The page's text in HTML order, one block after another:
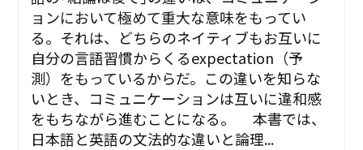
ョンにおいて極めて重大な意味をもってい
る。それは、どちらのネイティブもお互いに
自分の言語習慣からくるexpectation（予
測）をもっているからだ。この違いを知らな
いとき、コミュニケーションは互いに違和感
をもちながら進むことになる。 本書では、
日本語と英語の文法的な違いと論理...